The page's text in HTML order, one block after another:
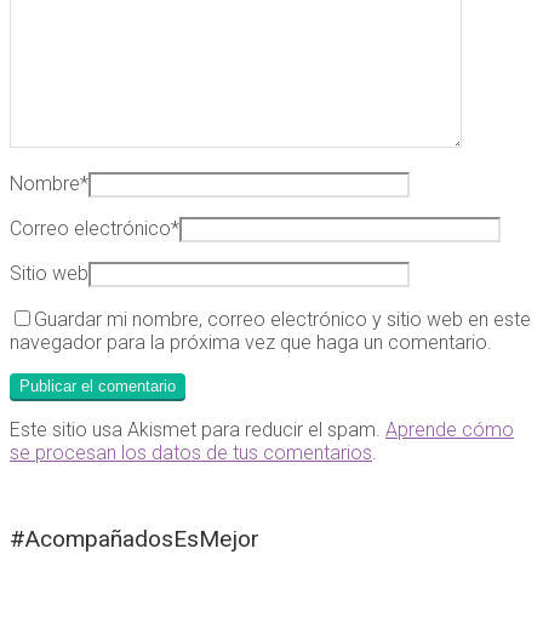
Nombre*
Correo electrónico*
Sitio web
Guardar mi nombre, correo electrónico y sitio web en este
navegador para la próxima vez que haga un comentario.
Este sitio usa Akismet para reducir el spam. Aprende cómo
se procesan los datos de tus comentarios.
#AcompañadosEsMejor